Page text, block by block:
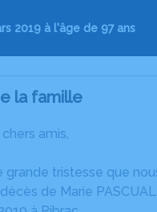
2019 à l'âge de 97 ans
la famille
amis,
grande tristesse que
de Marie